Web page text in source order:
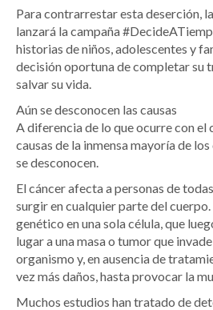
Para contrarrestar esta deserción,
lanzará la campaña
historias de niños, adolescentes y
decisión oportuna de completar su
salvar su vida.
Aún se desconocen las causas
A diferencia de lo que ocurre con el
causas de la inmensa mayoría de
se desconocen.
El cáncer afecta a personas de
surgir en cualquier parte del
genético en una sola célula, que
lugar a una masa o tumor que
organismo y, en ausencia de
vez más daños, hasta provocar la
Muchos estudios han tratado de